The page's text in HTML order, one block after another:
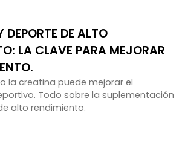
DEPORTE DE ALTO
LA CLAVE PARA MEJORAR
la creatina puede mejorar el
Todo sobre la suplementación
alto rendimiento.